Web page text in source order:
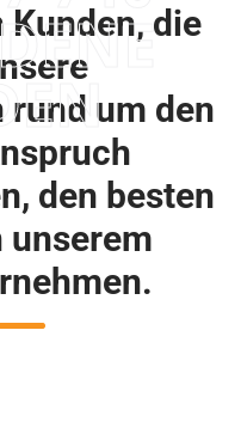
Kunden, die
um den
den besten
unserem